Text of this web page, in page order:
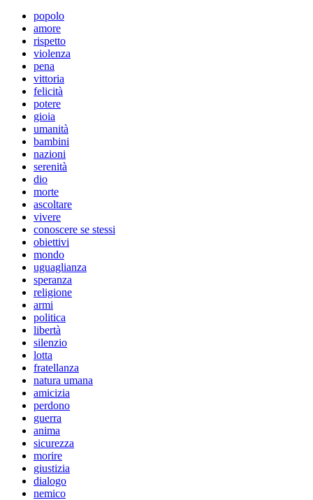
popolo
amore
rispetto
violenza
pena
vittoria
felicità
potere
gioia
umanità
bambini
nazioni
serenità
dio
morte
ascoltare
vivere
conoscere se stessi
obiettivi
mondo
uguaglianza
speranza
religione
armi
politica
libertà
silenzio
lotta
fratellanza
natura umana
amicizia
perdono
guerra
anima
sicurezza
morire
giustizia
dialogo
nemico